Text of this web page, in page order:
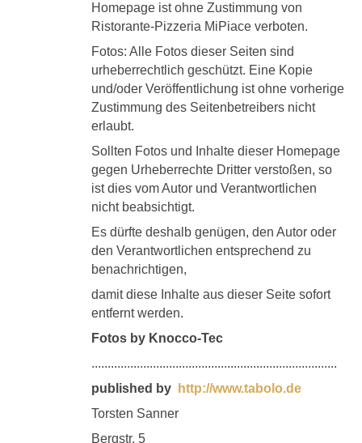
Homepage ist ohne Zustimmung von
Ristorante-Pizzeria MiPiace verboten.
Fotos: Alle Fotos dieser Seiten sind
urheberrechtlich geschützt. Eine Kopie
und/oder Veröffentlichung ist ohne vorherige
Zustimmung des Seitenbetreibers nicht
erlaubt.
Sollten Fotos und Inhalte dieser Homepage
gegen Urheberrechte Dritter verstoßen, so
ist dies vom Autor und Verantwortlichen
nicht beabsichtigt.
Es dürfte deshalb genügen, den Autor oder
den Verantwortlichen entsprechend zu
benachrichtigen,
damit diese Inhalte aus dieser Seite sofort
entfernt werden.
Fotos by Knocco-Tec
............................................................................
published by
http://www.tabolo.de
Torsten Sanner
Bergstr. 5